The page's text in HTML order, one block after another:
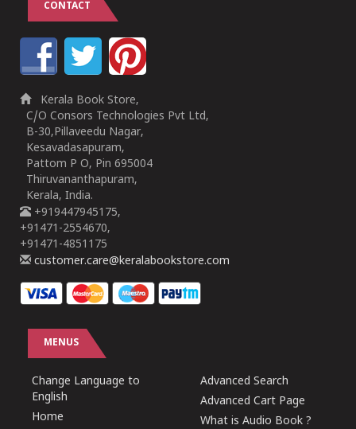
CONTACT
Kerala Book Store,
C/O Consors Technologies Pvt Ltd,
B-30,Pillaveedu Nagar,
Kesavadasapuram,
Pattom P O, Pin 695004
Thiruvananthapuram,
Kerala, India.
+919447945175,
+91471-2554670,
+91471-4851175
customer.care@keralabookstore.com
MENUS
Change Language to
English
Home
Advanced Search
Advanced Cart Page
What is Audio Book ?